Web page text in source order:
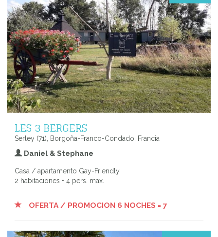
LES 3 BERGERS
Serley (71), Borgoña-Franco-Condado, Francia
Daniel & Stephane
Casa / apartamento Gay-Friendly
2 habitaciones • 4 pers. max.
OFERTA / PROMOCION 6 NOCHES = 7